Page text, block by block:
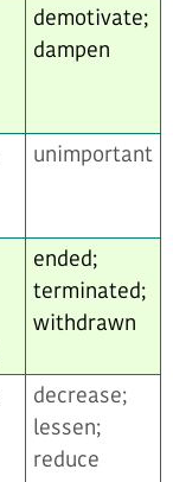
demotivate;
dampen
unimportant
ended;
terminated;
withdrawn
decrease;
lessen;
reduce